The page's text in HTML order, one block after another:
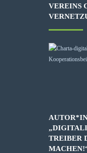
VEREINS
TREIBER